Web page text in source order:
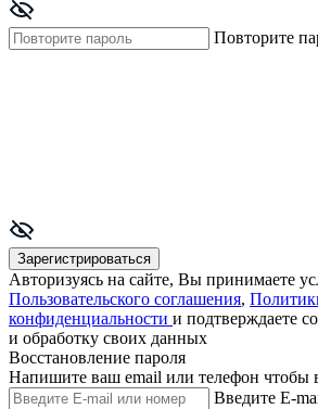
Повторите
Зарегистрироваться
Авторизуясь на сайте, Вы принимаете
Пользовательского соглашения,
конфиденциальности и подтверждаете
и обработку своих данных
Восстановление пароля
Напишите ваш email или телефон чтобы
Введите E-